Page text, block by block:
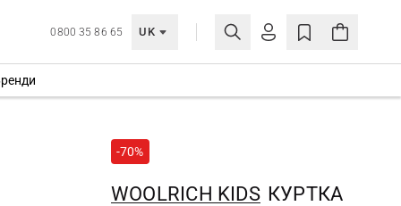
0800 35 86 65 UK
МОЯ ОБЛІКІВКА
СТВОРИТИ ОБЛІКІВКУ
-70%
WOOLRICH KIDS КУРТКА